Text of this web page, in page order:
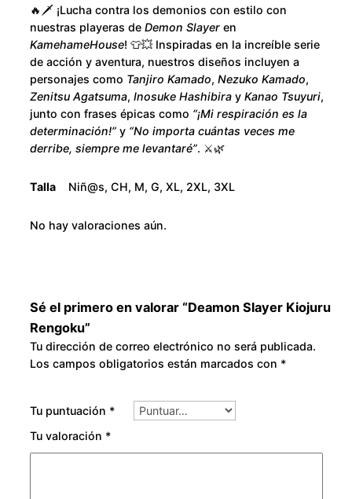
🔥🗡️ ¡Lucha contra los demonios con estilo con
nuestras playeras deDemon Slayer en
KamehameHouse! 👕💥 Inspiradas en la increíble serie
de acción y aventura, nuestros diseños incluyen a
personajes como Tanjiro Kamado,Nezuko Kamado,
Zenitsu Agatsuma,Inosuke Hashibira yKanao Tsuyuri,
junto con frases épicas como “¡Mi respiración es la
determinación!” y “No importa cuántas veces me
derribe, siempre me levantaré”. ⚔️🌿
Talla Niñ@s, CH, M, G, XL, 2XL, 3XL
No hay valoraciones aún.
Sé el primero en valorar “Deamon Slayer Kiojuru
Rengoku”
Tu dirección de correo electrónico no será publicada.
Los campos obligatorios están marcados con *
Tu puntuación *
Tu valoración *